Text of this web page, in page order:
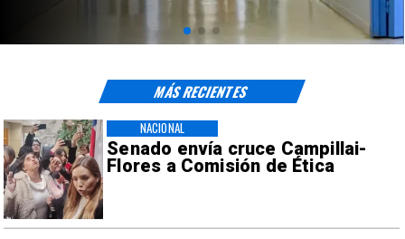
Senado envía cruce Campillai-
Flores a Comisión de Ética
NACIONAL
MÁS RECIENTES